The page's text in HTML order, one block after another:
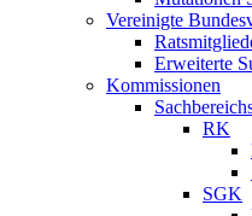
Vereinigte
Erweiterte
Kommissionen
RK
SGK